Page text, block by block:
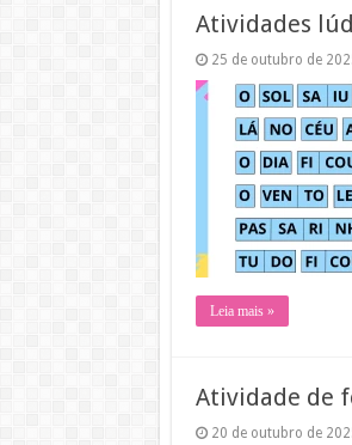
Atividades
25 de outubro de
Leia mais »
Atividade de
20 de outubro de